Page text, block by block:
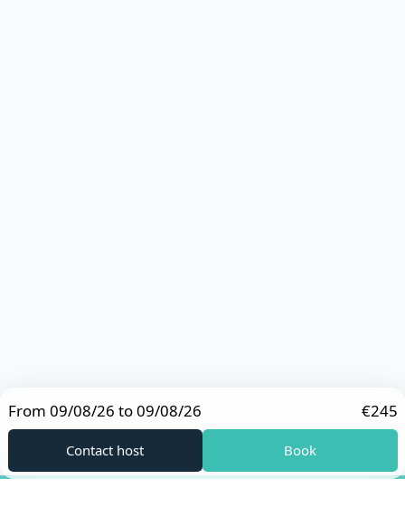
From 09/08/26 to 09/08/26 €245
Contact host Book
Footer